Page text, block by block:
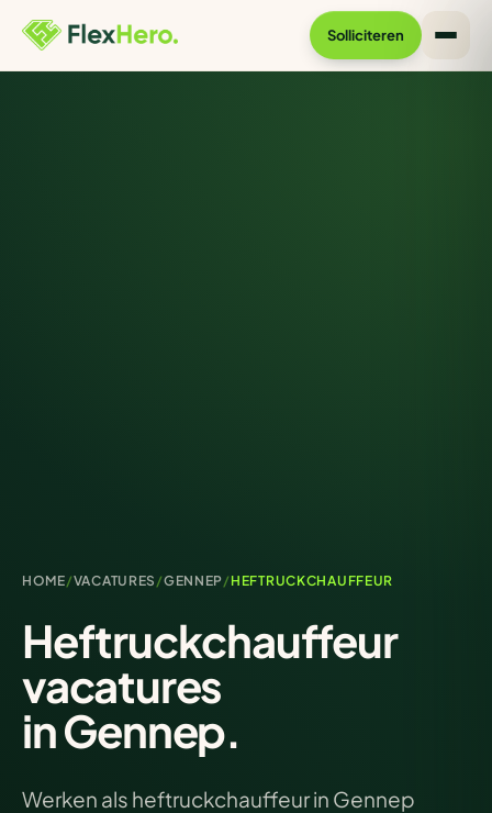
Solliciteren
HOME/VACATURES /GENNEP/ HEFTRUCKCHAUFFEUR
Heftruckchauffeur
vacatures
in Gennep.
Werken als heftruckchauffeur in Gennep